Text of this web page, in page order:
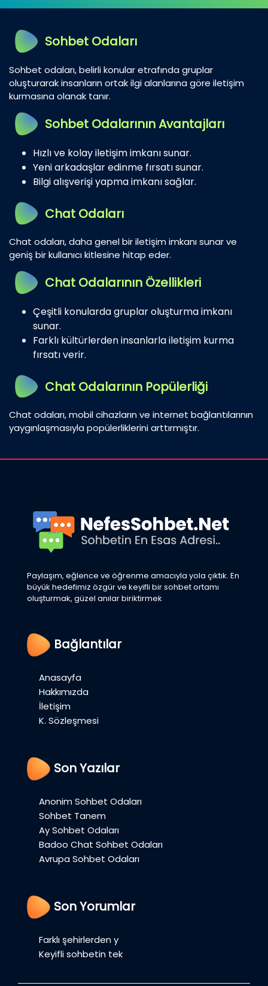
Sohbet Odaları
Sohbet odaları, belirli konular etrafında gruplar
oluşturarak insanların ortak ilgi alanlarına göre iletişim
kurmasına olanak tanır.
Sohbet Odalarının Avantajları
Hızlı ve kolay iletişim imkanı sunar.
Yeni arkadaşlar edinme fırsatı sunar.
Bilgi alışverişi yapma imkanı sağlar.
Chat Odaları
Chat odaları, daha genel bir iletişim imkanı sunar ve
geniş bir kullanıcı kitlesine hitap eder.
Chat Odalarının Özellikleri
Çeşitli konularda gruplar oluşturma imkanı
sunar.
Farklı kültürlerden insanlarla iletişim kurma
fırsatı verir.
Chat Odalarının Popülerliği
Chat odaları, mobil cihazların ve internet bağlantılarının
yaygınlaşmasıyla popülerliklerini arttırmıştır.
Paylaşım, eğlence ve öğrenme amacıyla yola çıktık. En
büyük hedefimiz özgür ve keyifli bir sohbet ortamı
oluşturmak, güzel anılar biriktirmek
Bağlantılar
Anasayfa
Hakkımızda
İletişim
K. Sözleşmesi
Son Yazılar
Anonim Sohbet Odaları
Sohbet Tanem
Ay Sohbet Odaları
Badoo Chat Sohbet Odaları
Avrupa Sohbet Odaları
Son Yorumlar
Farklı şehirlerden y
Keyifli sohbetin tek